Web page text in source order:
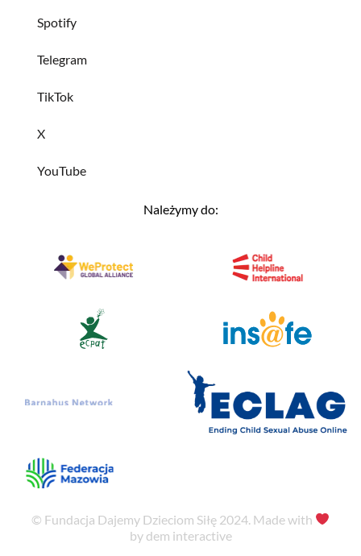
Spotify
Telegram
TikTok
X
YouTube
Należymy do:
© Fundacja Dajemy Dzieciom Siłę 2024. Made with
by dem interactive